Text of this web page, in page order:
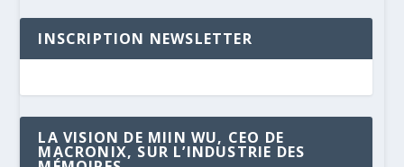
INSCRIPTION NEWSLETTER
LA VISION DE MIIN WU, CEO DE
MACRONIX, SUR L’INDUSTRIE DES